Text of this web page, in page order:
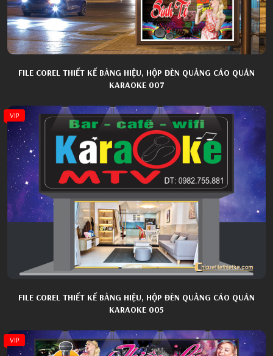
FILE COREL THIẾT KẾ BẢNG HIỆU, HỘP ĐÈN QUẢNG CÁO QUÁN
KARAOKE 007
VIP
FILE COREL THIẾT KẾ BẢNG HIỆU, HỘP ĐÈN QUẢNG CÁO QUÁN
KARAOKE 005
VIP